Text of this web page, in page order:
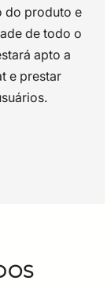
do produto e
de todo o
apto a
e prestar